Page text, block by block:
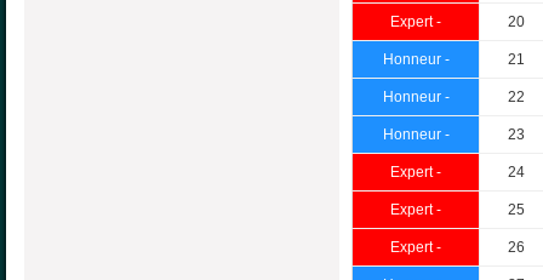
Expert - 20
Honneur - 21
Honneur - 22
Honneur - 23
Expert - 24
Expert - 25
Expert - 26